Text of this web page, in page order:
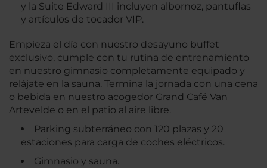
y la Suite Edward III incluyen albornoz, pantuflas
y artículos de tocador VIP.
Empieza el día con nuestro desayuno buffet
exclusivo, cumple con tu rutina de entrenamiento
en nuestro gimnasio completamente equipado y
relájate en la sauna. Termina la jornada con una cena
o bebida en nuestro acogedor Grand Café Van
Artevelde o en el patio al aire libre.
Parking subterráneo con 120 plazas y 20
estaciones para carga de coches eléctricos.
Gimnasio y sauna.